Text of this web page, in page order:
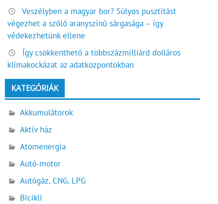
Veszélyben a magyar bor? Súlyos pusztítást
végezhet a szőlő aranyszínű sárgasága – így
védekezhetünk ellene
Így csökkenthető a többszázmilliárd dolláros
klímakockázat az adatközpontokban
KATEGÓRIÁK
Akkumulátorok
Aktív ház
Atomenergia
Autó-motor
Autógáz, CNG, LPG
Bicikli